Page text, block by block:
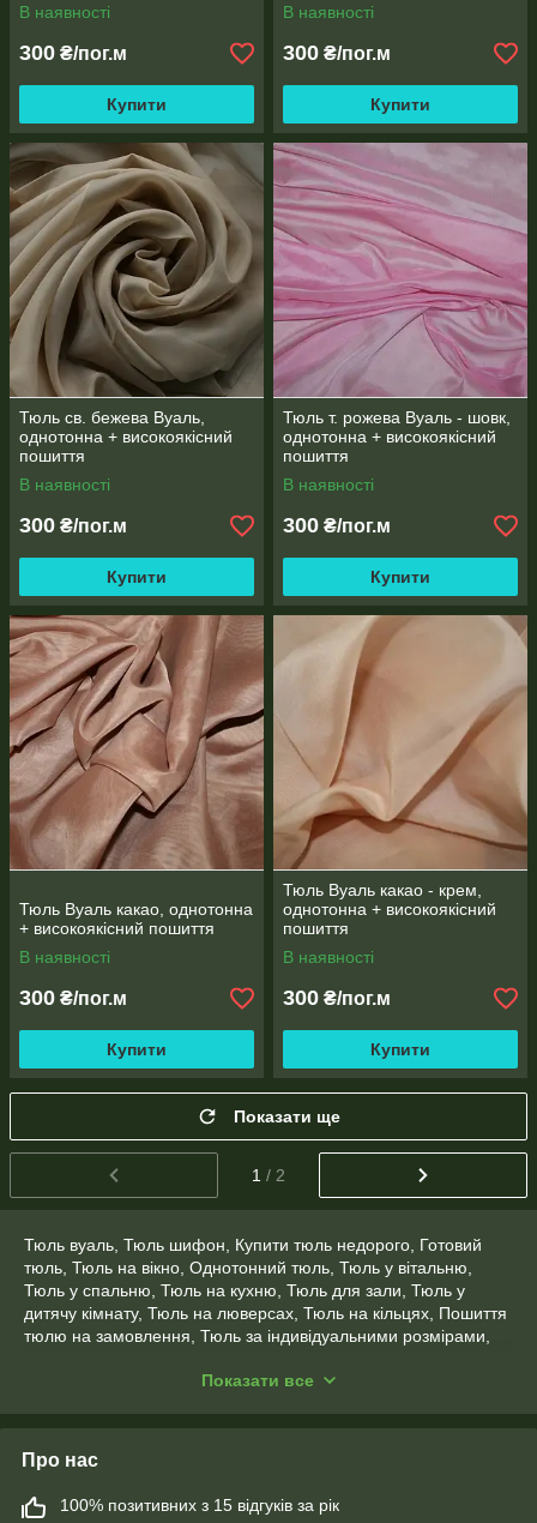
В наявності
300 ₴/пог.м
Купити
В наявності
300 ₴/пог.м
Купити
Тюль св. бежева Вуаль,
однотонна + високоякісний
пошиття
В наявності
300 ₴/пог.м
Купити
Тюль т. рожева Вуаль - шовк,
однотонна + високоякісний
пошиття
В наявності
300 ₴/пог.м
Купити
Тюль Вуаль какао, однотонна
+ високоякісний пошиття
В наявності
300 ₴/пог.м
Купити
Тюль Вуаль какао - крем,
однотонна + високоякісний
пошиття
В наявності
300 ₴/пог.м
Купити
Показати ще
1 / 2
Тюль вуаль, Тюль шифон, Купити тюль недорого, Готовий
тюль, Тюль на вікно, Однотонний тюль, Тюль у вітальню,
Тюль у спальню, Тюль на кухню, Тюль для зали, Тюль у
дитячу кімнату, Тюль на люверсах, Тюль на кільцях, Пошиття
тюлю на замовлення, Тюль за індивідуальними розмірами,
Показати все
Про нас
100% позитивних з 15 відгуків за рік